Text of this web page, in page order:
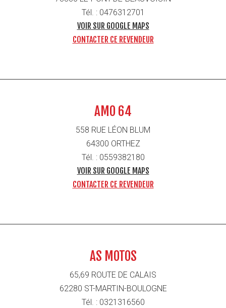
Tél. : 0476312701
VOIR SUR GOOGLE MAPS
CONTACTER CE REVENDEUR
AMO 64
558 RUE LÉON BLUM
64300 ORTHEZ
Tél. : 0559382180
VOIR SUR GOOGLE MAPS
CONTACTER CE REVENDEUR
AS MOTOS
65,69 ROUTE DE CALAIS
62280 ST-MARTIN-BOULOGNE
Tél. : 0321316560